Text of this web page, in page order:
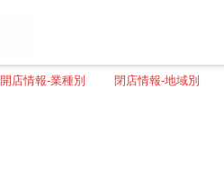
開店情報-業種別 閉店情報-地域別